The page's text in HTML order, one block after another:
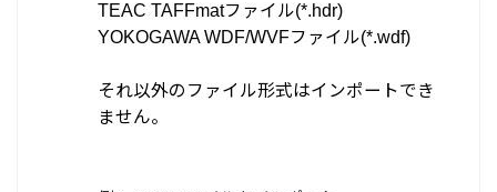
TEAC TAFFmatファイル(*.hdr)
YOKOGAWA WDF/WVFファイル(*.wdf)
それ以外のファイル形式はインポートでき
ません。